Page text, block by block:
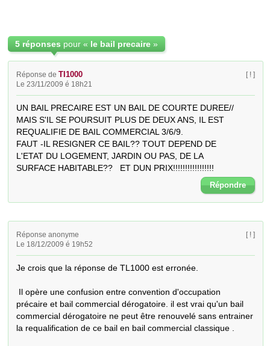
5 réponses pour « le bail precaire »
Réponse deTI1000
Le 23/11/2009 é 18h21
[ ! ]
UN BAIL PRECAIRE EST UN BAIL DE COURTE DUREE//
MAIS S'IL SE POURSUIT PLUS DE DEUX ANS, IL EST
REQUALIFIE DE BAIL COMMERCIAL 3/6/9.
FAUT -IL RESIGNER CE BAIL?? TOUT DEPEND DE
L'ETAT DU LOGEMENT, JARDIN OU PAS, DE LA
SURFACE HABITABLE??   ET DUN PRIX!!!!!!!!!!!!!!!!!
Répondre
Réponse anonyme
Le 18/12/2009 é 19h52
[ ! ]
Je crois que la réponse de TL1000 est erronée.
précaire et bail commercial dérogatoire. il est vrai qu'un bail
commercial dérogatoire ne peut être renouvelé sans entrainer
la requalification de ce bail en bail commercial classique .